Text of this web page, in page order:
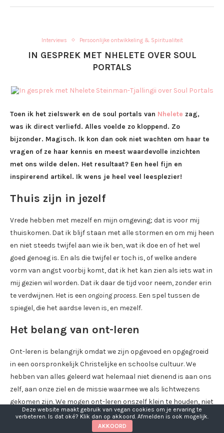
Interviews Persoonlijke ontwikkeling & Spiritualiteit
IN GESPREK MET NHELETE OVER SOUL
PORTALS
Toen ik het zielswerk en de soul portals van Nhelete zag,
was ik direct verliefd. Alles voelde zo kloppend. Zo
bijzonder. Magisch. Ik kon dan ook niet wachten om haar te
vragen of ze haar kennis en meest waardevolle inzichten
met ons wilde delen. Het resultaat? Een heel fijn en
inspirerend artikel. Ik wens je heel veel leesplezier!
Thuis zijn in jezelf
Vrede hebben met mezelf en mijn omgeving; dat is voor mij
thuiskomen. Dat ik blijf staan met alle stormen en om mij heen
en niet steeds twijfel aan wie ik ben, wat ik doe en of het wel
goed genoeg is. En als die twijfel er toch is, of welke andere
vorm van angst voorbij komt, dat ik het kan zien als iets wat in
mij gezien wil worden. Dat ik daar de tijd voor neem, zonder erin
te verdwijnen. Het is een ongoing process. Een spel tussen de
spiegel, die het aardse leven is, en mezelf.
Het belang van ont-leren
Ont-leren is belangrijk omdat we zijn opgevoed en opgegroeid
in een oorspronkelijk Christelijke en schoolse cultuur. We
hebben van alles geleerd wat helemaal niet dienend is aan ons
zelf, aan onze ziel en de missie waarmee we als lichtwezens
gekomen zijn. We mogen ont-leren onszelf klein te houden, niet
teveel te vragen, ons mond te houden, onszelf te
verontschuldigen en nog zo veel meer. Want als we dat ont-
Deze website maakt gebruik van vegan cookies om je ervaring te
verbeteren. Is dat oké? Klik dan op akkoord. Afmelden is ook mogelijk.
AKKOORD